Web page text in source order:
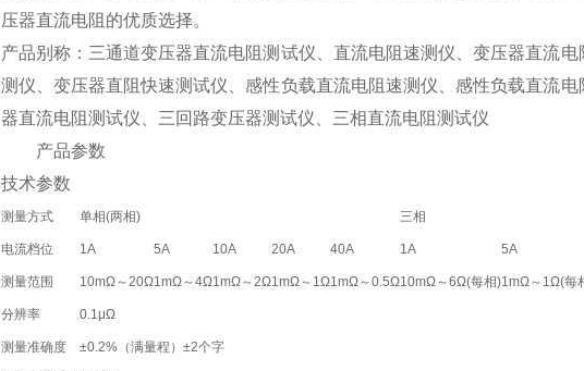
压器直流电阻的优质选择。
产品别称：三通道变压器直流电阻测试仪、直流电阻速测仪、变压器直流
测仪、变压器直阻快速测试仪、感性负载直流电阻速测仪、感性负载直流
器直流电阻测试仪、三回路变压器测试仪、三相直流电阻测试仪
产品参数
技术参数
测量方式 单相(两相) 三相
电流档位 1A 5A 10A 20A 40A 1A 5A
测量范围 10mΩ～20Ω1mΩ～4Ω1mΩ～2Ω1mΩ～1Ω1mΩ～0.5Ω10mΩ～6Ω(每相)1mΩ～1Ω(每
分辨率 0.1μΩ
测量准确度 ±0.2%（满量程）±2个字